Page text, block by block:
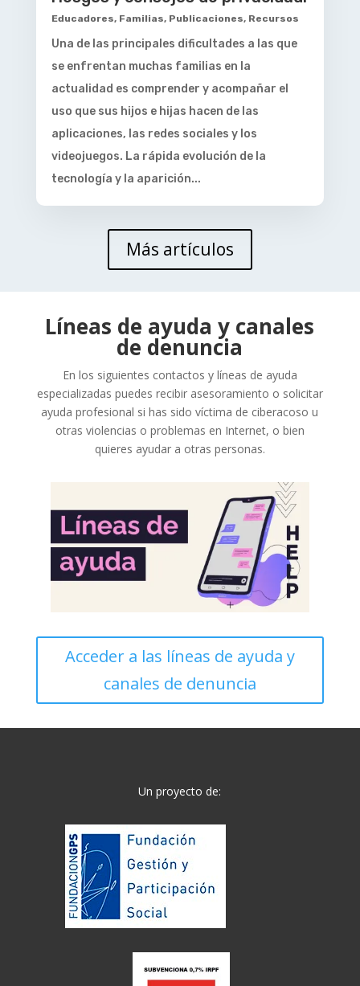
Educadores, Familias, Publicaciones, Recursos
Una de las principales dificultades a las que
se enfrentan muchas familias en la
actualidad es comprender y acompañar el
uso que sus hijos e hijas hacen de las
aplicaciones, las redes sociales y los
videojuegos. La rápida evolución de la
tecnología y la aparición...
Más artículos
Líneas de ayuda y canales
de denuncia
En los siguientes contactos y líneas de ayuda
especializadas puedes recibir asesoramiento o solicitar
ayuda profesional si has sido víctima de ciberacoso u
otras violencias o problemas en Internet, o bien
quieres ayudar a otras personas.
Acceder a las líneas de ayuda y
canales de denuncia
Un proyecto de: